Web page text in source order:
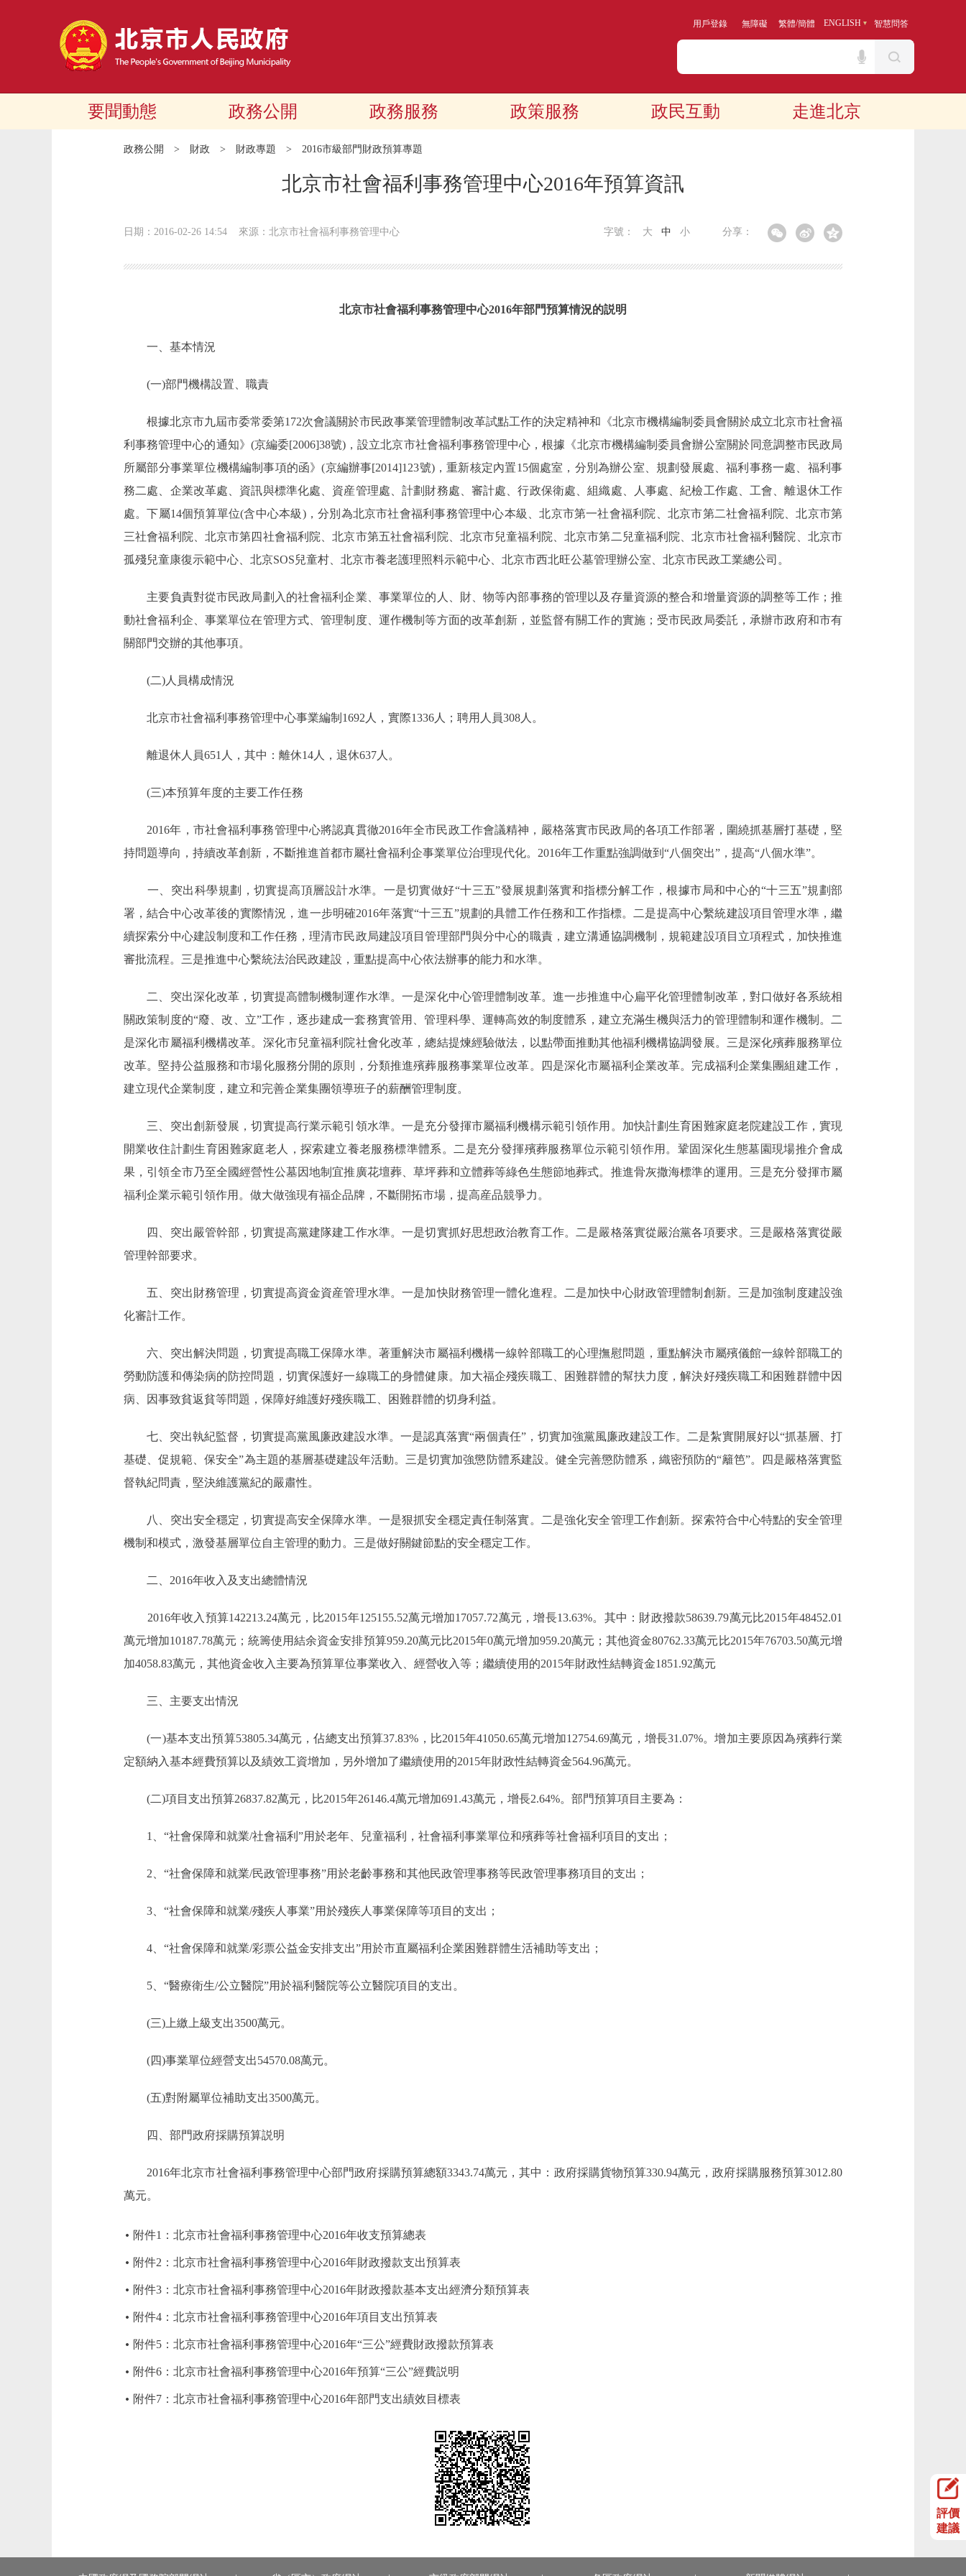
用戶登錄 無障礙 繁體/簡體 ENGLISH 智慧問答
要聞動態 政務公開 政務服務 政策服務 政民互動 走進北京
政務公開 > 財政 > 財政專題 > 2016市級部門財政預算專題
北京市社會福利事務管理中心2016年預算資訊
日期：2016-02-26 14:54 來源：北京市社會福利事務管理中心 分享：
字號： 大 中 小
北京市社會福利事務管理中心2016年部門預算情況的説明
一、基本情況
(一)部門機構設置、職責
根據北京市九屆市委常委第172次會議關於市民政事業管理體制改革試點工作的決定精神和《北京市機構編制委員會關於成立北京市社會福
利事務管理中心的通知》(京編委[2006]38號)，設立北京市社會福利事務管理中心，根據《北京市機構編制委員會辦公室關於同意調整市民政局
所屬部分事業單位機構編制事項的函》(京編辦事[2014]123號)，重新核定內置15個處室，分別為辦公室、規劃發展處、福利事務一處、福利事
務二處、企業改革處、資訊與標準化處、資産管理處、計劃財務處、審計處、行政保衛處、組織處、人事處、紀檢工作處、工會、離退休工作
處。下屬14個預算單位(含中心本級)，分別為北京市社會福利事務管理中心本級、北京市第一社會福利院、北京市第二社會福利院、北京市第
三社會福利院、北京市第四社會福利院、北京市第五社會福利院、北京市兒童福利院、北京市第二兒童福利院、北京市社會福利醫院、北京市
孤殘兒童康復示範中心、北京SOS兒童村、北京市養老護理照料示範中心、北京市西北旺公墓管理辦公室、北京市民政工業總公司。
主要負責對從市民政局劃入的社會福利企業、事業單位的人、財、物等內部事務的管理以及存量資源的整合和增量資源的調整等工作；推
動社會福利企、事業單位在管理方式、管理制度、運作機制等方面的改革創新，並監督有關工作的實施；受市民政局委託，承辦市政府和市有
關部門交辦的其他事項。
(二)人員構成情況
北京市社會福利事務管理中心事業編制1692人，實際1336人；聘用人員308人。
離退休人員651人，其中：離休14人，退休637人。
(三)本預算年度的主要工作任務
2016年，市社會福利事務管理中心將認真貫徹2016年全市民政工作會議精神，嚴格落實市民政局的各項工作部署，圍繞抓基層打基礎，堅
持問題導向，持續改革創新，不斷推進首都市屬社會福利企事業單位治理現代化。2016年工作重點強調做到“八個突出”，提高“八個水準”。
一、突出科學規劃，切實提高頂層設計水準。一是切實做好“十三五”發展規劃落實和指標分解工作，根據市局和中心的“十三五”規劃部
署，結合中心改革後的實際情況，進一步明確2016年落實“十三五”規劃的具體工作任務和工作指標。二是提高中心繫統建設項目管理水準，繼
續探索分中心建設制度和工作任務，理清市民政局建設項目管理部門與分中心的職責，建立溝通協調機制，規範建設項目立項程式，加快推進
審批流程。三是推進中心繫統法治民政建設，重點提高中心依法辦事的能力和水準。
二、突出深化改革，切實提高體制機制運作水準。一是深化中心管理體制改革。進一步推進中心扁平化管理體制改革，對口做好各系統相
關政策制度的“廢、改、立”工作，逐步建成一套務實管用、管理科學、運轉高效的制度體系，建立充滿生機與活力的管理體制和運作機制。二
是深化市屬福利機構改革。深化市兒童福利院社會化改革，總結提煉經驗做法，以點帶面推動其他福利機構協調發展。三是深化殯葬服務單位
改革。堅持公益服務和市場化服務分開的原則，分類推進殯葬服務事業單位改革。四是深化市屬福利企業改革。完成福利企業集團組建工作，
建立現代企業制度，建立和完善企業集團領導班子的薪酬管理制度。
三、突出創新發展，切實提高行業示範引領水準。一是充分發揮市屬福利機構示範引領作用。加快計劃生育困難家庭老院建設工作，實現
開業收住計劃生育困難家庭老人，探索建立養老服務標準體系。二是充分發揮殯葬服務單位示範引領作用。鞏固深化生態墓園現場推介會成
果，引領全市乃至全國經營性公墓因地制宜推廣花壇葬、草坪葬和立體葬等綠色生態節地葬式。推進骨灰撒海標準的運用。三是充分發揮市屬
福利企業示範引領作用。做大做強現有福企品牌，不斷開拓市場，提高産品競爭力。
四、突出嚴管幹部，切實提高黨建隊建工作水準。一是切實抓好思想政治教育工作。二是嚴格落實從嚴治黨各項要求。三是嚴格落實從嚴
管理幹部要求。
五、突出財務管理，切實提高資金資産管理水準。一是加快財務管理一體化進程。二是加快中心財政管理體制創新。三是加強制度建設強
化審計工作。
六、突出解決問題，切實提高職工保障水準。著重解決市屬福利機構一線幹部職工的心理撫慰問題，重點解決市屬殯儀館一線幹部職工的
勞動防護和傳染病的防控問題，切實保護好一線職工的身體健康。加大福企殘疾職工、困難群體的幫扶力度，解決好殘疾職工和困難群體中因
病、因事致貧返貧等問題，保障好維護好殘疾職工、困難群體的切身利益。
七、突出執紀監督，切實提高黨風廉政建設水準。一是認真落實“兩個責任”，切實加強黨風廉政建設工作。二是紮實開展好以“抓基層、打
基礎、促規範、保安全”為主題的基層基礎建設年活動。三是切實加強懲防體系建設。健全完善懲防體系，織密預防的“籬笆”。四是嚴格落實監
督執紀問責，堅決維護黨紀的嚴肅性。
八、突出安全穩定，切實提高安全保障水準。一是狠抓安全穩定責任制落實。二是強化安全管理工作創新。探索符合中心特點的安全管理
機制和模式，激發基層單位自主管理的動力。三是做好關鍵節點的安全穩定工作。
二、2016年收入及支出總體情況
2016年收入預算142213.24萬元，比2015年125155.52萬元增加17057.72萬元，增長13.63%。其中：財政撥款58639.79萬元比2015年48452.01
萬元增加10187.78萬元；統籌使用結余資金安排預算959.20萬元比2015年0萬元增加959.20萬元；其他資金80762.33萬元比2015年76703.50萬元增
加4058.83萬元，其他資金收入主要為預算單位事業收入、經營收入等；繼續使用的2015年財政性結轉資金1851.92萬元
三、主要支出情況
(一)基本支出預算53805.34萬元，佔總支出預算37.83%，比2015年41050.65萬元增加12754.69萬元，增長31.07%。增加主要原因為殯葬行業
定額納入基本經費預算以及績效工資增加，另外增加了繼續使用的2015年財政性結轉資金564.96萬元。
(二)項目支出預算26837.82萬元，比2015年26146.4萬元增加691.43萬元，增長2.64%。部門預算項目主要為：
1、“社會保障和就業/社會福利”用於老年、兒童福利，社會福利事業單位和殯葬等社會福利項目的支出；
2、“社會保障和就業/民政管理事務”用於老齡事務和其他民政管理事務等民政管理事務項目的支出；
3、“社會保障和就業/殘疾人事業”用於殘疾人事業保障等項目的支出；
4、“社會保障和就業/彩票公益金安排支出”用於市直屬福利企業困難群體生活補助等支出；
5、“醫療衛生/公立醫院”用於福利醫院等公立醫院項目的支出。
(三)上繳上級支出3500萬元。
(四)事業單位經營支出54570.08萬元。
(五)對附屬單位補助支出3500萬元。
四、部門政府採購預算説明
2016年北京市社會福利事務管理中心部門政府採購預算總額3343.74萬元，其中：政府採購貨物預算330.94萬元，政府採購服務預算3012.80
萬元。
附件1：北京市社會福利事務管理中心2016年收支預算總表
附件2：北京市社會福利事務管理中心2016年財政撥款支出預算表
附件3：北京市社會福利事務管理中心2016年財政撥款基本支出經濟分類預算表
附件4：北京市社會福利事務管理中心2016年項目支出預算表
附件5：北京市社會福利事務管理中心2016年“三公”經費財政撥款預算表
附件6：北京市社會福利事務管理中心2016年預算“三公”經費説明
附件7：北京市社會福利事務管理中心2016年部門支出績效目標表
評價
建議